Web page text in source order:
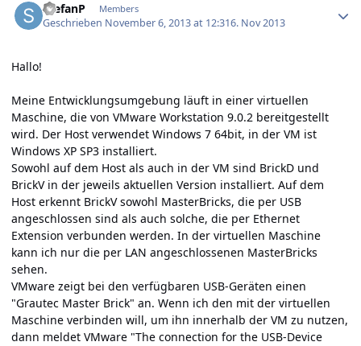
StefanP Members
Geschrieben November 6, 2013 at 12:316. Nov 2013
Hallo!
Meine Entwicklungsumgebung läuft in einer virtuellen
Maschine, die von VMware Workstation 9.0.2 bereitgestellt
wird. Der Host verwendet Windows 7 64bit, in der VM ist
Windows XP SP3 installiert.
Sowohl auf dem Host als auch in der VM sind BrickD und
BrickV in der jeweils aktuellen Version installiert. Auf dem
Host erkennt BrickV sowohl MasterBricks, die per USB
angeschlossen sind als auch solche, die per Ethernet
Extension verbunden werden. In der virtuellen Maschine
kann ich nur die per LAN angeschlossenen MasterBricks
sehen.
VMware zeigt bei den verfügbaren USB-Geräten einen
"Grautec Master Brick" an. Wenn ich den mit der virtuellen
Maschine verbinden will, um ihn innerhalb der VM zu nutzen,
dann meldet VMware "The connection for the USB-Device